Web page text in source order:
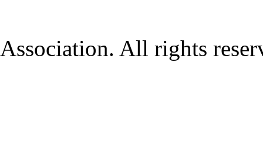
Association. All rights